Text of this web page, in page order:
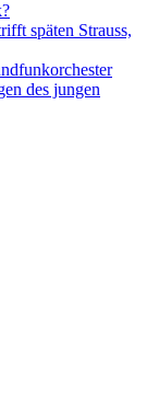
späten Strauss,
des jungen